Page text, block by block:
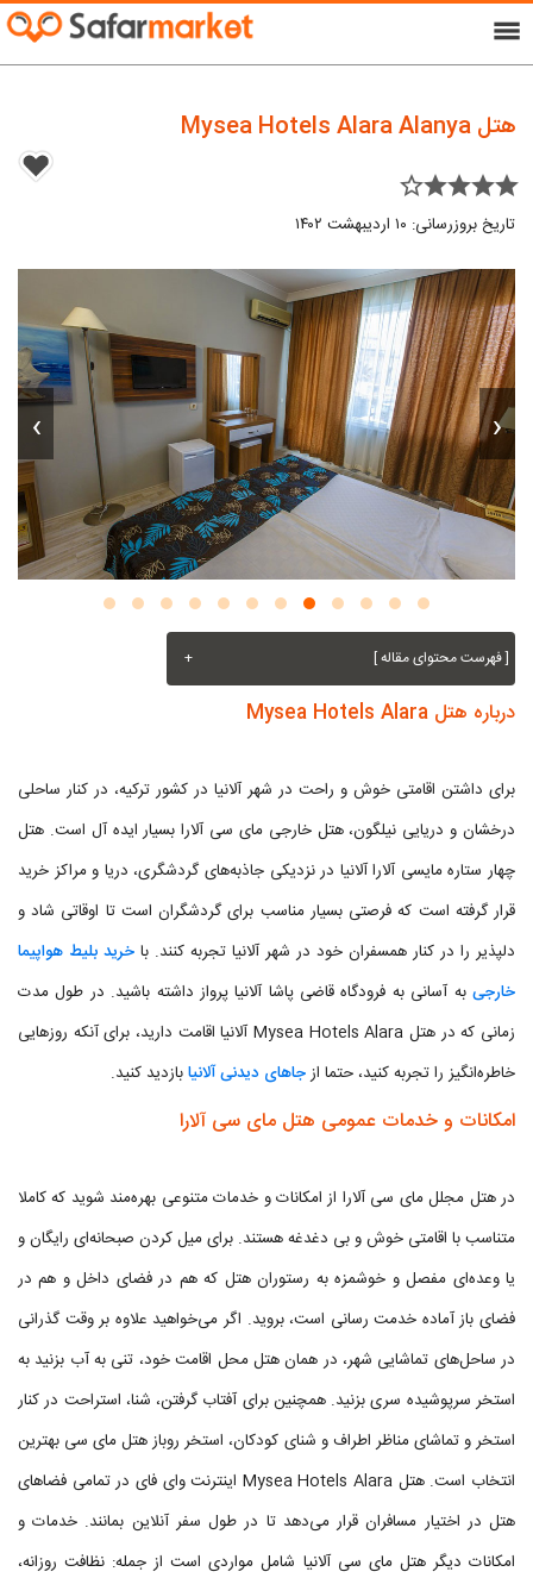
menu
هتل Mysea Hotels Alara Alanya
star_border star star star star
تاریخ بروزرسانی: ۱۰ اردیبهشت ۱۴۰۲
‹
›
[ فهرست محتوای مقاله ] +
درباره هتل Mysea Hotels Alara
برای داشتن اقامتی خوش و راحت در شهر آلانیا در کشور ترکیه، در کنار ساحلی
درخشان و دریایی نیلگون، هتل خارجی مای سی آلارا بسیار ایده آل است. هتل
چهار ستاره مایسی آلارا آلانیا در نزدیکی جاذبه‌های گردشگری، دریا و مراکز خرید
قرار گرفته است که فرصتی بسیار مناسب برای گردشگران است تا اوقاتی شاد و
دلپذیر را در کنار همسفران خود در شهر آلانیا تجربه کنند. با خرید بلیط هواپیما
خارجی به آسانی به فرودگاه قاضی پاشا آلانیا پرواز داشته باشید. در طول مدت
زمانی که در هتل Mysea Hotels Alara آلانیا اقامت دارید، برای آنکه روزهایی
خاطره‌انگیز را تجربه کنید،‌ حتما ازجاهای دیدنی آلانیابازدید کنید.
امکانات و خدمات عمومی هتل مای سی آلارا
در هتل مجلل مای سی آلارا از امکانات و خدمات متنوعی بهره‌مند شوید که کاملا
متناسب با اقامتی خوش و بی دغدغه هستند. برای میل کردن صبحانه‌ای رایگان و
یا وعده‌ای مفصل و خوشمزه به رستوران هتل که هم در فضای داخل و هم در
فضای باز آماده خدمت رسانی است، بروید. اگر می‌خواهید علاوه بر وقت گذرانی
در ساحل‌های تماشایی شهر، در همان هتل محل اقامت خود، تنی به آب بزنید به
استخر سرپوشیده سری بزنید. همچنین برای آفتاب گرفتن، شنا، استراحت در کنار
استخر و تماشای مناظر اطراف و شنای کودکان، استخر روباز هتل مای سی بهترین
انتخاب است. هتل Mysea Hotels Alara اینترنت وای فای در تمامی فضاهای
هتل در اختیار مسافران قرار می‌دهد تا در طول سفر آنلاین بمانند. خدمات و
امکانات دیگر هتل مای سی آلانیا شامل مواردی است از جمله: نظافت روزانه،